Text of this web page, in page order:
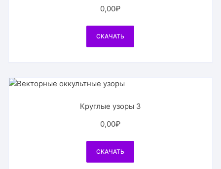
0,00₽
СКАЧАТЬ
Круглые узоры 3
0,00₽
СКАЧАТЬ